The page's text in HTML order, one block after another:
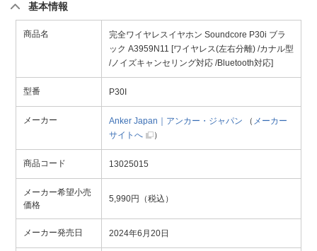
基本情報
商品名
完全ワイヤレスイヤホン Soundcore P30i ブラ
ック A3959N11 [ワイヤレス(左右分離) /カナル型
/ノイズキャンセリング対応 /Bluetooth対応]
型番 P30I
メーカー Anker Japan｜アンカー・ジャパン （ メーカー
サイトへ
）
商品コード 13025015
メーカー希望小売
価格
5,990円（税込）
メーカー発売日 2024年6月20日